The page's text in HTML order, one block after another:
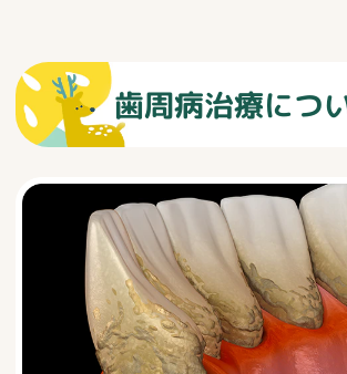
歯周病治療につ